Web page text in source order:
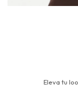
Eleva tu